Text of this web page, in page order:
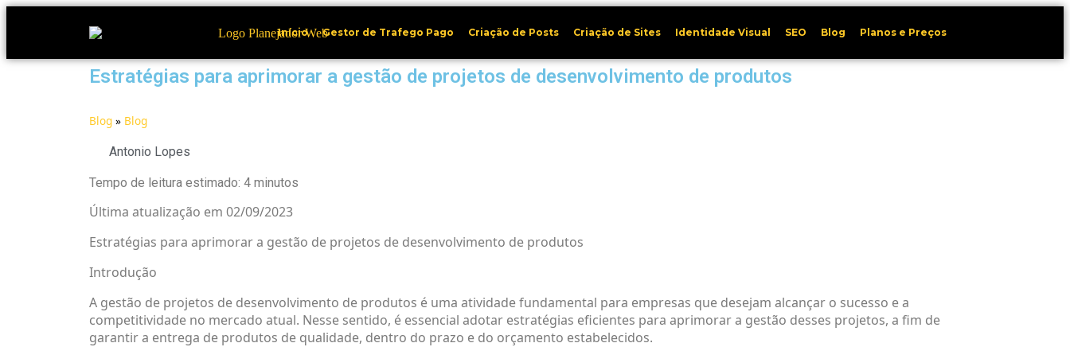
Início Gestor de Trafego Pago Criação de Posts Criação de Sites Identidade Visual SEO Blog Planos e Preços
Estratégias para aprimorar a gestão de projetos de desenvolvimento de produtos
Blog » Blog
Antonio Lopes
Tempo de leitura estimado: 4 minutos
Última atualização em 02/09/2023
Estratégias para aprimorar a gestão de projetos de desenvolvimento de produtos
Introdução
A gestão de projetos de desenvolvimento de produtos é uma atividade fundamental para empresas que desejam alcançar o sucesso e a
competitividade no mercado atual. Nesse sentido, é essencial adotar estratégias eficientes para aprimorar a gestão desses projetos, a fim de
garantir a entrega de produtos de qualidade, dentro do prazo e do orçamento estabelecidos.